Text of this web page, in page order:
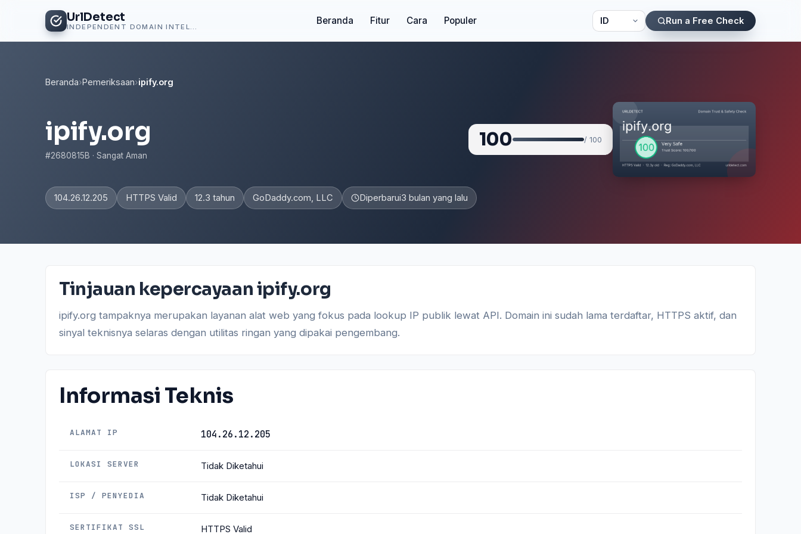
UrlDetect Beranda Fitur Cara Populer Run a Free Check
Beranda›Pemeriksaan›ipify.org
ipify.org
#2680815B · Sangat Aman
100 / 100
104.26.12.205 HTTPS Valid 12.3 tahun GoDaddy.com, LLC Diperbarui3 bulan yang lalu
Tinjauan kepercayaan ipify.org
ipify.org tampaknya merupakan layanan alat web yang fokus pada lookup IP publik lewat API. Domain ini sudah lama terdaftar, HTTPS aktif, dan
sinyal teknisnya selaras dengan utilitas ringan yang dipakai pengembang.
Informasi Teknis
ALAMAT IP 104.26.12.205
LOKASI SERVER Tidak Diketahui
ISP / PENYEDIA Tidak Diketahui
SERTIFIKAT SSL HTTPS Valid